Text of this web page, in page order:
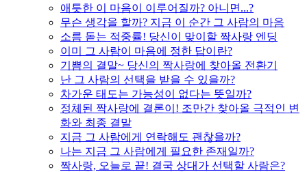
애틋한 이 마음이 이루어질까? 아니면...?
무슨 생각을 할까? 지금 이 순간 그 사람의 마음
소름 돋는 적중률! 당신이 맞이할 짝사랑 엔딩
이미 그 사람이 마음에 정한 답이란?
기쁨의 결말~ 당신의 짝사랑에 찾아올 전환기
난 그 사람의 선택을 받을 수 있을까?
차가운 태도는 가능성이 없다는 뜻일까?
정체된 짝사랑에 결론이! 조만간 찾아올 극적인 변
화와 최종 결말
지금 그 사람에게 연락해도 괜찮을까?
나는 지금 그 사람에게 필요한 존재일까?
짝사랑, 오늘로 끝! 결국 상대가 선택할 사람은?